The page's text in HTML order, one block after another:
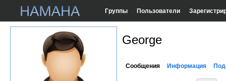
Группы Пользователи
George
Сообщения Информация